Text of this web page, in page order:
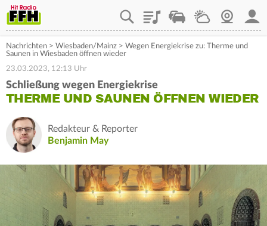
PlaylistStaupilotWetterWebcam
Nachrichten > Wiesbaden/Mainz > Wegen Energiekrise zu: Therme und
Saunen in Wiesbaden öffnen wieder
23.03.2023, 12:13 Uhr
Schließung wegen Energiekrise
THERME UND SAUNEN ÖFFNEN WIEDER
Redakteur & Reporter
Benjamin May